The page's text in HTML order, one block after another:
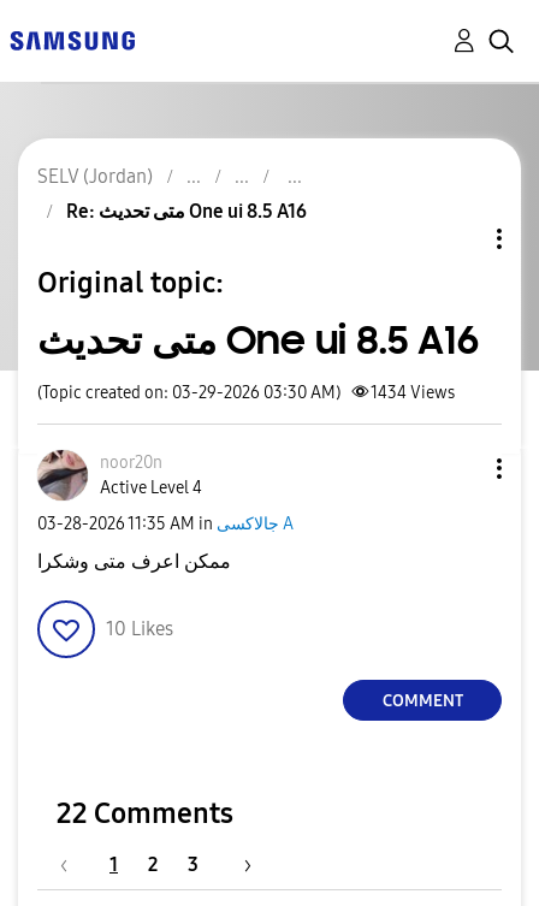
SELV (Jordan)
Re: متى تحديث One ui 8.5 A16
Original topic:
متى تحديث One ui 8.5 A16
(Topic created on: 03-29-2026 03:30 AM) 1434Views
noor20n
Active Level 4
‎03-28-202611:35 AM in جالاكسى A
ممكن اعرف متى وشكرا
10 Likes
COMMENT
22 Comments
1 2 3